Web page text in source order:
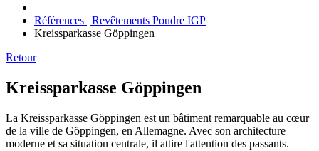
Références | Revêtements Poudre IGP
Kreissparkasse Göppingen
Retour
Kreissparkasse Göppingen
La Kreissparkasse Göppingen est un bâtiment remarquable au cœur
de la ville de Göppingen, en Allemagne. Avec son architecture
moderne et sa situation centrale, il attire l'attention des passants.